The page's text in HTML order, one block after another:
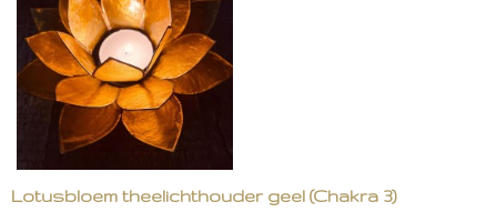
Lotusbloem theelichthouder geel (Chakra 3)